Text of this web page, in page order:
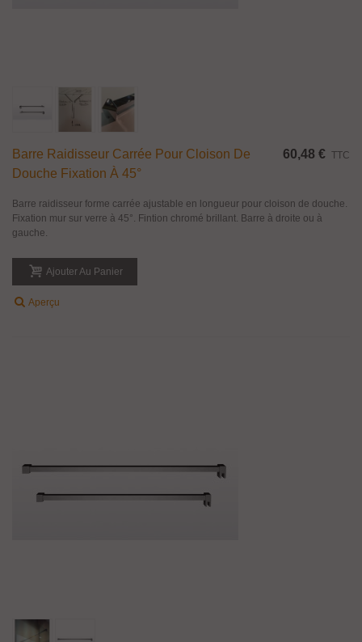
Barre Raidisseur Carrée Pour Cloison De
Douche Fixation À 45°
60,48 € TTC
Barre raidisseur forme carrée ajustable en longueur pour cloison de douche.
Fixation mur sur verre à 45°. Fintion chromé brillant. Barre à droite ou à
gauche.
Ajouter Au Panier
Aperçu